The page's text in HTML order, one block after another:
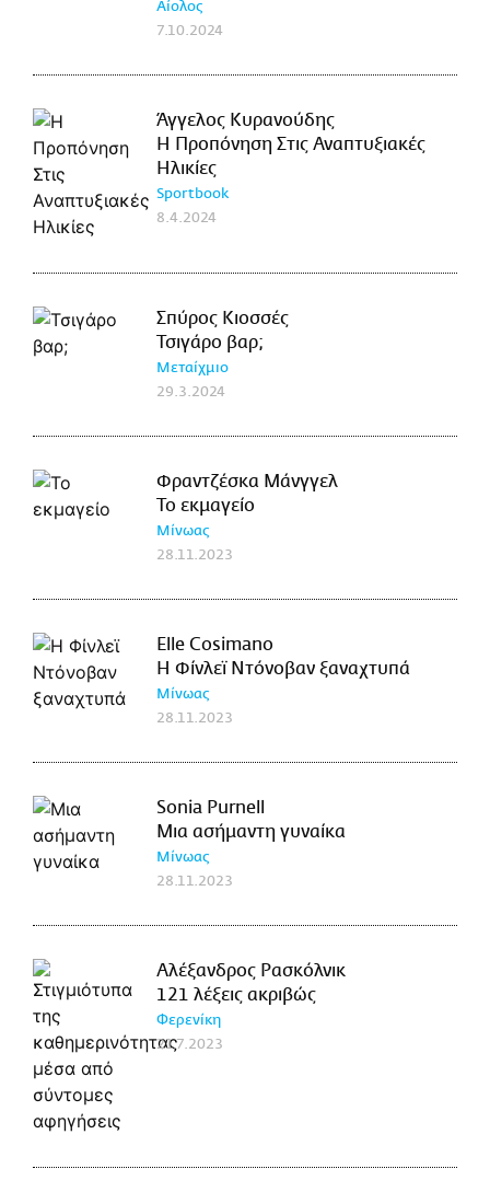
Αίολος
7.10.2024
Άγγελος Κυρανούδης
Η Προπόνηση Στις Αναπτυξιακές
Ηλικίες
Sportbook
8.4.2024
Σπύρος Κιοσσές
Τσιγάρο βαρ;
Μεταίχμιο
29.3.2024
Φραντζέσκα Μάνγγελ
Το εκμαγείο
Μίνωας
28.11.2023
Elle Cosimano
Η Φίνλεϊ Ντόνοβαν ξαναχτυπά
Μίνωας
28.11.2023
Sonia Purnell
Μια ασήμαντη γυναίκα
Μίνωας
28.11.2023
Αλέξανδρος Ρασκόλνικ
121 λέξεις ακριβώς
Φερενίκη
21.7.2023